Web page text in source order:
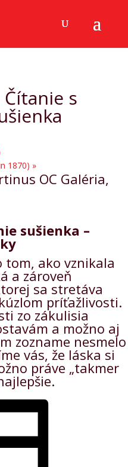
s
1870) »
OC Galéria,
sušienka –
tom, ako vznikala
a zároveň
sa stretáva
príťažlivosti.
zo zákulisia
a možno aj
zozname nesmelo
vás, že láska si
práve „takmer